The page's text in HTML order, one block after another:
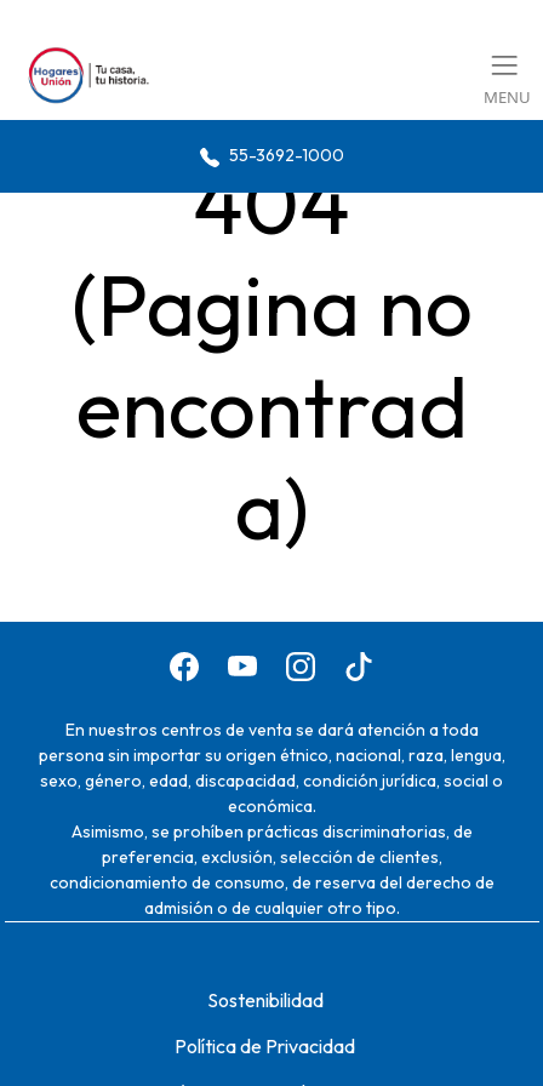
MENU
55-3692-1000
404
(Pagina no
encontrad
a)
En nuestros centros de venta se dará atención a toda
persona sin importar su origen étnico, nacional, raza, lengua,
sexo, género, edad, discapacidad, condición jurídica, social o
económica.
Asimismo, se prohíben prácticas discriminatorias, de
preferencia, exclusión, selección de clientes,
condicionamiento de consumo, de reserva del derecho de
admisión o de cualquier otro tipo.
Sostenibilidad
Política de Privacidad